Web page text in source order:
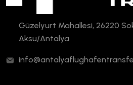
Güzelyurt Mahallesi, 26220
Aksu/Antalya